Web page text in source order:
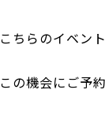
こちらのイベン
この機会にご予